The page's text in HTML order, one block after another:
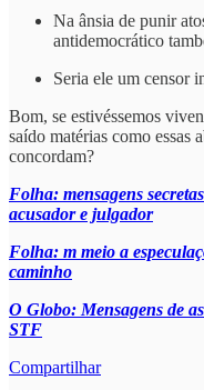
Na ânsia de punir
antidemocrático
Seria ele um censor
Bom, se estivéssemos
saído matérias como essas
concordam?
Folha: mensagens
acusador e julgador
Folha: m meio a
caminho
O Globo: Mensagens de
STF
Compartilhar